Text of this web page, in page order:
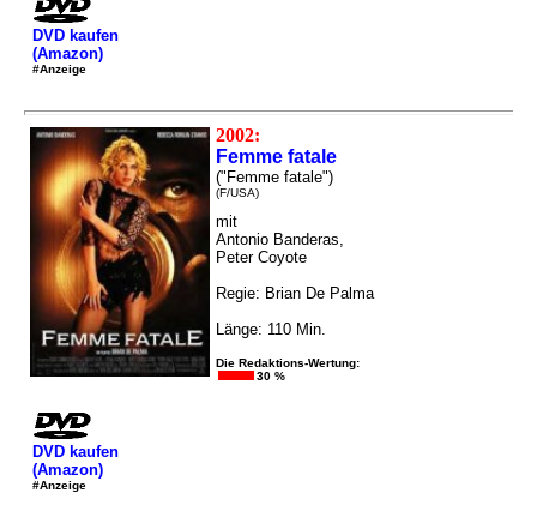
DVD kaufen
(Amazon)
#Anzeige
2002:
Femme fatale
("Femme fatale")
(F/USA)
mit
Antonio Banderas,
Peter Coyote
Regie: Brian De Palma
Länge: 110 Min.
Die Redaktions-Wertung:
30 %
DVD kaufen
(Amazon)
#Anzeige